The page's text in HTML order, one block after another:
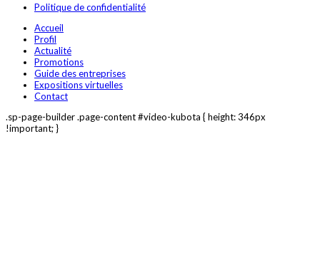
Politique de confidentialité
Accueil
Profil
Actualité
Promotions
Guide des entreprises
Expositions virtuelles
Contact
.sp-page-builder .page-content #video-kubota { height: 346px
!important; }